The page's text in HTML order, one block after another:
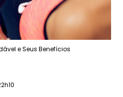
e Seus Benefícios